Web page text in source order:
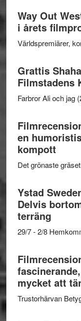
Way Out
i årets
Världspremiärer,
Grattis
Filmstadens
Farbror Ali och jag
en
kompott
Det grönaste
Ystad
Delvis
terräng
29/7 - 2/8
mycket att
Trustorhärvan